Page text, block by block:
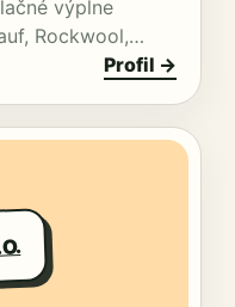
výplne
Rockwool,…
Profil →